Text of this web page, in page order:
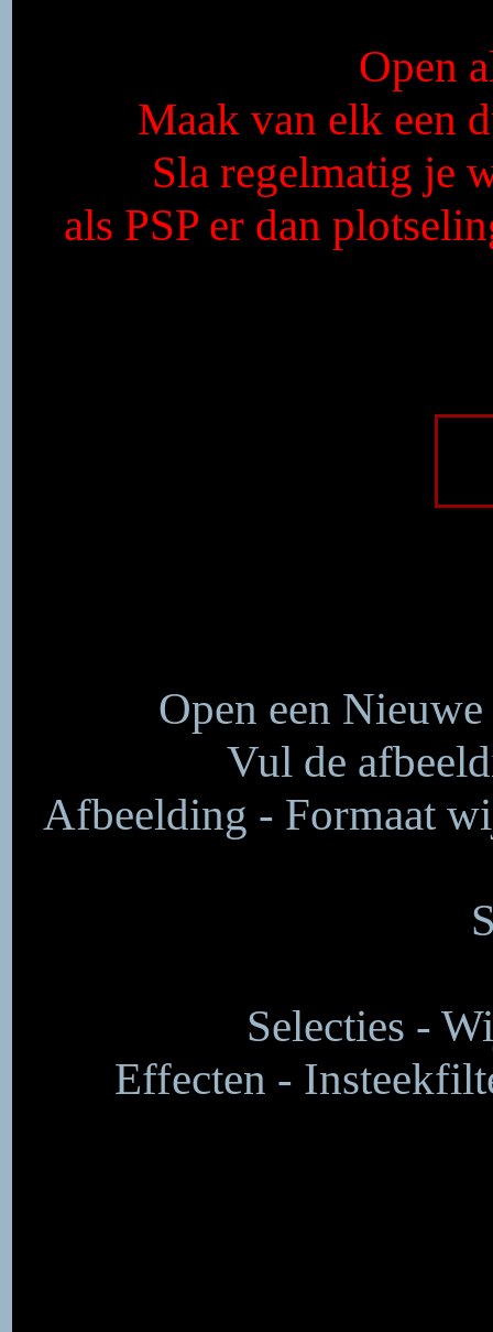
Open
Maak van elk een
Sla regelmatig je
als PSP er dan
Open een
Vul de
Afbeelding - Formaat
Selecties -
Effecten -